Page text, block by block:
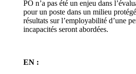
PO n’a pas été un enjeu dans
pour un poste dans un milieu
résultats sur l’employabilité d’une
incapacités seront abordées.
EN :